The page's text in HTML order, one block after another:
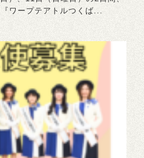
ワープテアトルつくば...